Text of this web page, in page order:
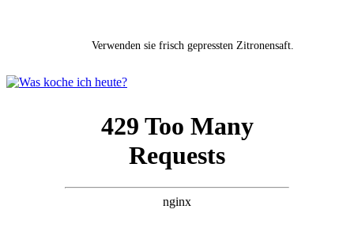
Verwenden sie frisch gepressten Zitronensaft.